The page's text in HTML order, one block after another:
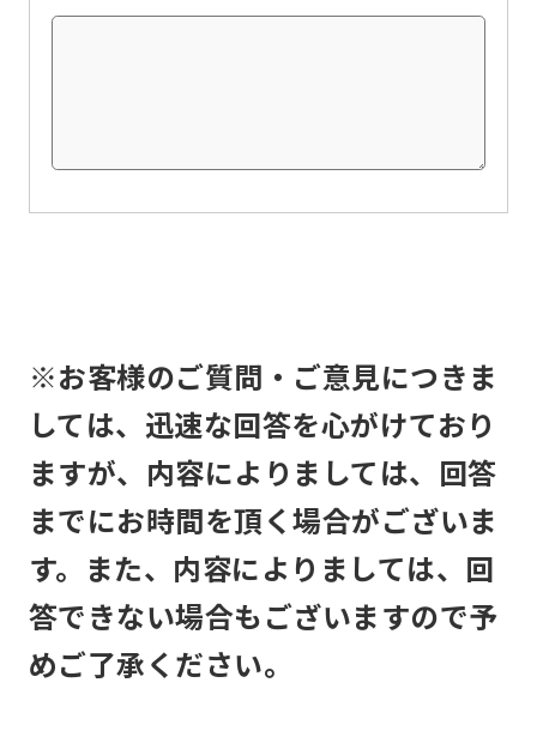
※お客様のご質問・ご意見につきま
しては、迅速な回答を心がけており
ますが、内容によりましては、回答
までにお時間を頂く場合がございま
す。また、内容によりましては、回
答できない場合もございますので予
めご了承ください。
this
service.